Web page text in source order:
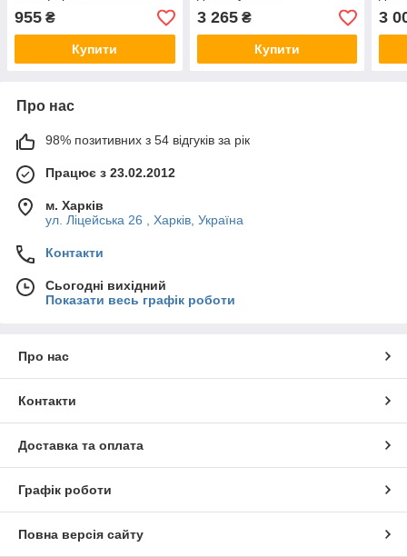
ветеринарний антибіотик
955 ₴
Купити
захворювань голубів
3 265₴
Купити
3
Про нас
98% позитивних з 54 відгуків за рік
Працює з 23.02.2012
м. Харків
ул. Ліцейська 26 , Харків, Україна
Контакти
Сьогодні вихідний
Показати весь графік роботи
Про нас
Контакти
Доставка та оплата
Графік роботи
Повна версія сайту